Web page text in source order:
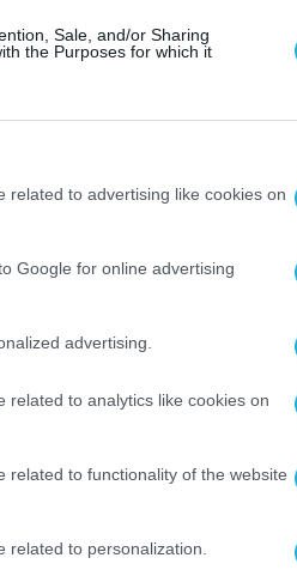
Sale, and/or Sharing
the Purposes for which it
related to advertising like cookies on
Google for online advertising
advertising.
related to analytics like cookies on
related to functionality of the website
related to personalization.